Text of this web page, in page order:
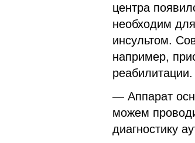
центра
необходим
инсультом.
например,
реабилитации.
— Аппарат
можем
диагностику